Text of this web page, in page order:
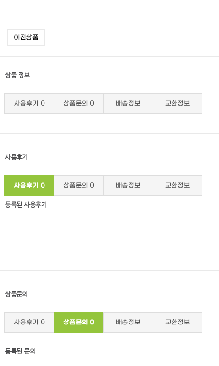
이전상품
상품 정보
사용후기 0 상품문의 0 배송정보 교환정보
사용후기
사용후기 0 상품문의 0 배송정보 교환정보
등록된 사용후기
상품문의
사용후기 0 상품문의 0 배송정보 교환정보
등록된 문의